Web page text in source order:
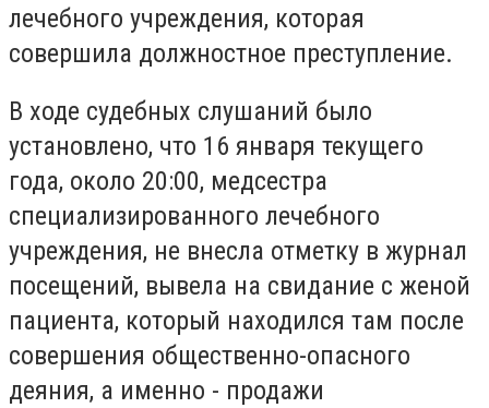
лечебного учреждения, которая
совершила должностное преступление.
В ходе судебных слушаний было
установлено, что 16 января текущего
года, около 20:00, медсестра
специализированного лечебного
учреждения, не внесла отметку в журнал
посещений, вывела на свидание с женой
пациента, который находился там после
совершения общественно-опасного
деяния, а именно - продажи